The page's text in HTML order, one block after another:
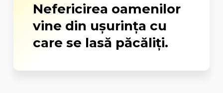
Nefericirea oamenilor
vine din ușurința cu
care se lasă păcăliți.